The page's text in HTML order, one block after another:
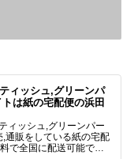
ィッシュ,グリーンパ
は紙の宅配便の浜田
ィッシュ,グリーンパー
通販をしている紙の宅配
で全国に配送可能で